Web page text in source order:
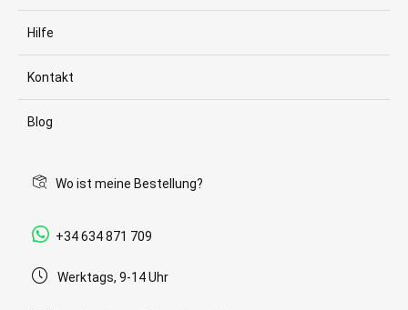
Hilfe
Kontakt
Blog
Wo ist meine Bestellung?
+34 634 871 709
Werktags, 9-14 Uhr